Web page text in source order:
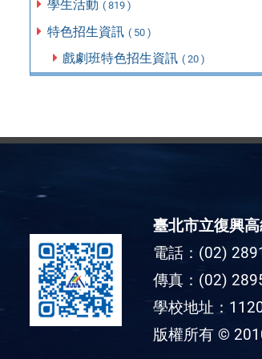
學生活動 ( 819 )
特色招生資訊 ( 50 )
戲劇班特色招生資訊 ( 20 )
臺北市立復興
電話：(02)
傳真：(02)
學校地址：
版權所有 ©